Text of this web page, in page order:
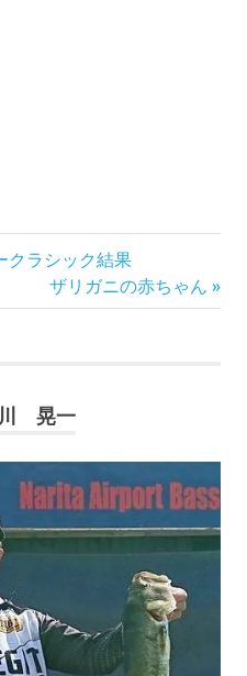
クラシック結果
次
の
ザリガニの赤ちゃん
晃一